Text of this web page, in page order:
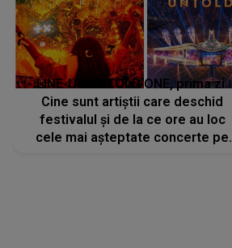
LINE-UP UNTOLD ONE, prima zi.
Cine sunt artiștii care deschid
festivalul și de la ce ore au loc
cele mai așteptate concerte pe